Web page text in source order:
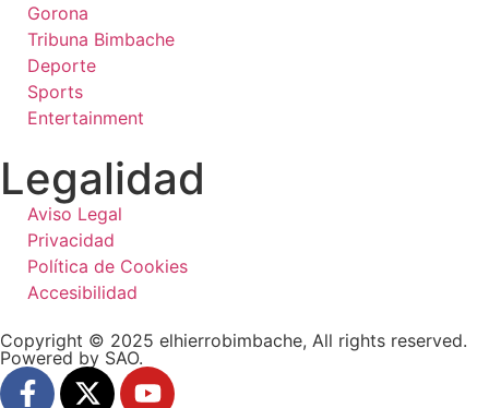
Gorona
Tribuna Bimbache
Deporte
Sports
Entertainment
Legalidad
Aviso Legal
Privacidad
Política de Cookies
Accesibilidad
Copyright © 2025 elhierrobimbache, All rights reserved.
Powered by SAO.